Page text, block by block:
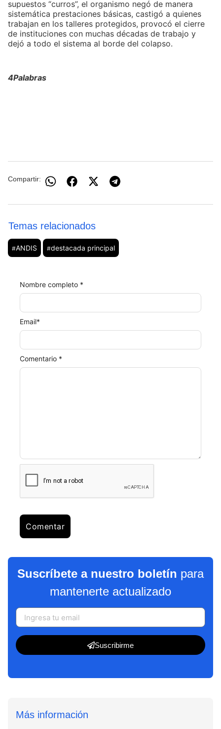
supuestos “curros”, el organismo negó de manera
sistemática prestaciones básicas, castigó a quienes
trabajan en los talleres protegidos, provocó el cierre
de instituciones con muchas décadas de trabajo y
dejó a todo el sistema al borde del colapso.
4Palabras
Compartir:
Temas relacionados
#ANDIS #destacada principal
Comentario *
Nombre completo *
Email*
Suscríbete a nuestro boletín para
mantenerte actualizado
Suscribirme
Más información